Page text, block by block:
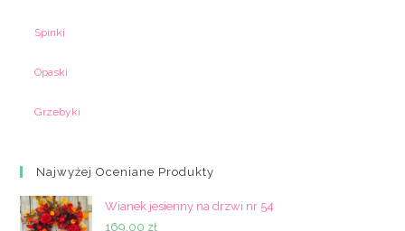
Spinki
Opaski
Grzebyki
Najwyżej Oceniane Produkty
Wianek jesienny na drzwi nr 54
169,00 zł